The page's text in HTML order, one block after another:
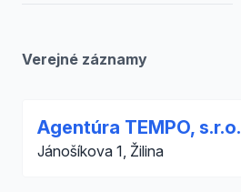
Verejné záznamy
Agentúra TEMPO, s.r.o.
Jánošíkova 1, Žilina